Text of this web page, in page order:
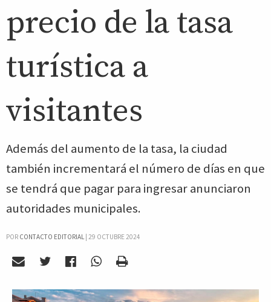
precio de la tasa
turística a
visitantes
Además del aumento de la tasa, la ciudad
también incrementará el número de días en que
se tendrá que pagar para ingresar anunciaron
autoridades municipales.
POR CONTACTO EDITORIAL| 29 OCTUBRE 2024